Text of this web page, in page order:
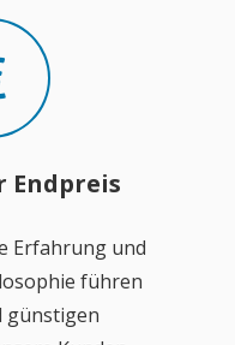
Endpreis
Erfahrung und
führen
günstigen